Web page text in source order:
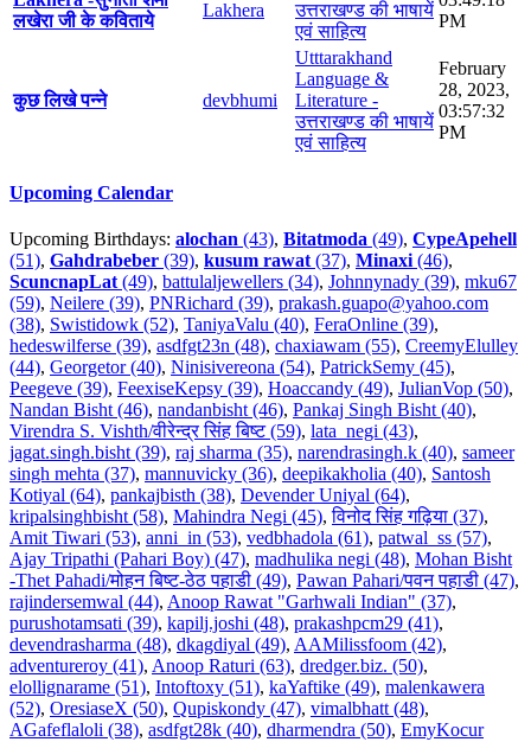
लखेरा जी के कविताये
Lakhera
उत्तराखण्ड की भाषायें
एवं साहित्य
PM
कुछ लिखे पन्ने devbhumi
Utttarakhand
Language &
Literature -
उत्तराखण्ड की भाषायें
एवं साहित्य
February
28, 2023,
03:57:32
PM
Upcoming Calendar
Upcoming Birthdays: alochan (43), Bitatmoda (49), CypeApehell
(51), Gahdrabeber (39), kusum rawat(37), Minaxi(46),
ScuncnapLat(49), battulaljewellers (34), Johnnynady (39), mku67
(59), Neilere (39), PNRichard (39), prakash.guapo@yahoo.com
(38), Swistidowk (52), TaniyaValu (40), FeraOnline (39),
hedeswilferse (39), asdfgt23n (48), chaxiawam (55), CreemyElulley
(44), Georgetor (40), Ninisivereona (54), PatrickSemy (45),
Peegeve (39), FeexiseKepsy (39), Hoaccandy (49), JulianVop (50),
Nandan Bisht (46), nandanbisht (46), Pankaj Singh Bisht (40),
Virendra S. Vishth/वीरेन्द्र सिंह बिष्ट (59), lata_negi (43),
jagat.singh.bisht (39), raj sharma (35), narendrasingh.k (40), sameer
singh mehta (37), mannuvicky (36), deepikakholia (40), Santosh
Kotiyal (64), pankajbisth (38), Devender Uniyal (64),
kripalsinghbisht (58), Mahindra Negi (45),विनोद सिंह गढ़िया (37),
Amit Tiwari (53), anni_in (53), vedbhadola (61), patwal_ss (57),
Ajay Tripathi (Pahari Boy) (47), madhulika negi (48), Mohan Bisht
-Thet Pahadi/मोहन बिष्ट-ठेठ पहाडी (49), Pawan Pahari/पवन पहाडी (47),
rajindersemwal (44), Anoop Rawat "Garhwali Indian" (37),
purushotamsati (39), kapilj.joshi (48), prakashpcm29 (41),
devendrasharma (48), dkagdiyal (49), AAMilissfoom (42),
adventureroy (41), Anoop Raturi (63), dredger.biz. (50),
elollignarame (51), Intoftoxy (51), kaYaftike (49), malenkawera
(52), OresiaseX (50), Qupiskondy (47), vimalbhatt (48),
AGafeflaloli (38), asdfgt28k (40), dharmendra (50), EmyKocur